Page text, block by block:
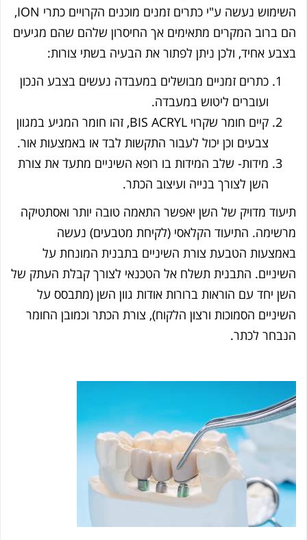
השימוש נעשה ע"י כתרים זמנים מוכנים הקרויים כתרי ION,
ברוב המקרים מתאימים אך החיסרון שלהם שהם מגיעים
אחיד, ולכן ניתן לפתור את הבעיה בשתי צורות:
כתרים זמניים מבושלים במעבדה נעשים בצבע הנכון
ועוברים ליטוש במעבדה.
קיים חומר שקרוי BIS ACRYL, זהו חומר המגיע במגוון
צבעים וכן יכול לעבור התקשות לבד או באמצעות אור.
מידות- שלב המידות בו רופא השיניים מתעד את צורת
השן לצורך בנייה ועיצוב הכתר.
מדויק של השן יאפשר התאמה טובה יותר ואסתטיקה
התיעוד הקלאסי (לקיחת מטבעים) נעשה
הטבעת צורת השיניים בתבנית המונחת על
התבנית תשלח אל הטכנאי לצורך קבלת העתק של
יחד עם הוראות ברורות אודות גוון השן (מתבסס על
הסמוכות ורצון הלקוח), צורת הכתר וכמובן החומר
לכתר.